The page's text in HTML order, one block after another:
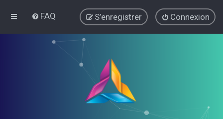
FAQ Connexion
S’enregistrer